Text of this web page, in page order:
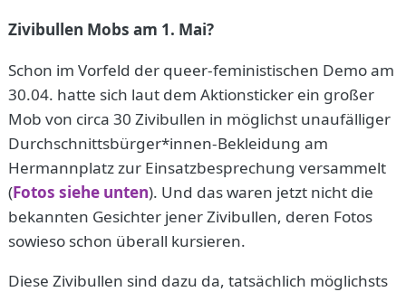
Zivibullen Mobs am 1. Mai?
Schon im Vorfeld der queer-feministischen Demo am
30.04. hatte sich laut dem Aktionsticker ein großer
Mob von circa 30 Zivibullen in möglichst unaufälliger
Durchschnittsbürger*innen-Bekleidung am
Hermannplatz zur Einsatzbesprechung versammelt
(Fotos siehe unten). Und das waren jetzt nicht die
bekannten Gesichter jener Zivibullen, deren Fotos
sowieso schon überall kursieren.
Diese Zivibullen sind dazu da, tatsächlich möglichsts